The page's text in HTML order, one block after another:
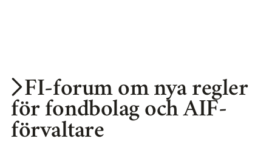
FI-forum om nya regler
för fondbolag och AIF-
förvaltare